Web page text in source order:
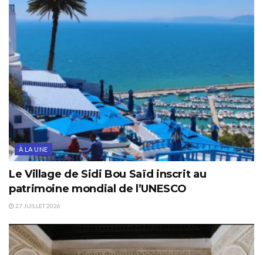
À LA UNE
Le Village de Sidi Bou Saïd inscrit au
patrimoine mondial de l’UNESCO
27 JUILLET 2026